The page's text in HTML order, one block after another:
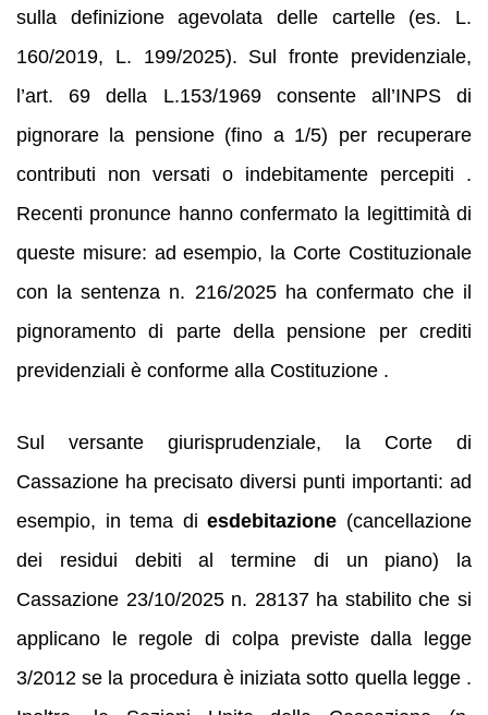
sulla definizione agevolata delle cartelle (es. L.
160/2019, L. 199/2025). Sul fronte previdenziale,
l’art. 69 della L.153/1969 consente all’INPS di
pignorare la pensione (fino a 1/5) per recuperare
contributi non versati o indebitamente percepiti .
Recenti pronunce hanno confermato la legittimità di
queste misure: ad esempio, la Corte Costituzionale
con la sentenza n. 216/2025 ha confermato che il
pignoramento di parte della pensione per crediti
previdenziali è conforme alla Costituzione .
Sul versante giurisprudenziale, la Corte di
Cassazione ha precisato diversi punti importanti: ad
esempio, in tema diesdebitazione (cancellazione
dei residui debiti al termine di un piano) la
Cassazione 23/10/2025 n. 28137 ha stabilito che si
applicano le regole di colpa previste dalla legge
3/2012 se la procedura è iniziata sotto quella legge .